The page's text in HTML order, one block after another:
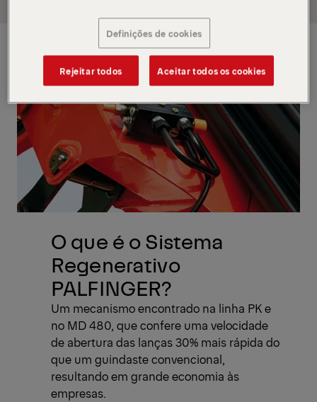
O que é o Sistema
Regenerativo
PALFINGER?
Um mecanismo encontrado na linha PK e
no MD 480, que confere uma velocidade
de abertura das lanças 30% mais rápida do
que um guindaste convencional,
resultando em grande economia às
empresas.
Definições de cookies
Rejeitar todos Aceitar todos os cookies